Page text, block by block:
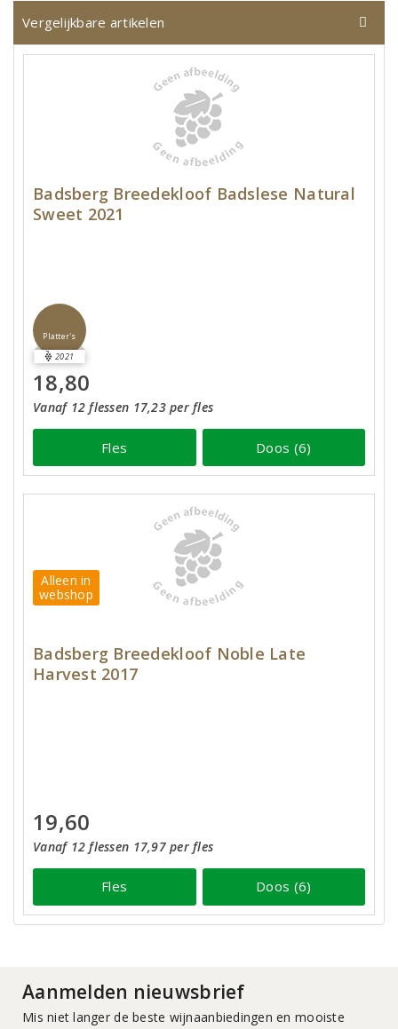
Vergelijkbare artikelen
Badsberg Breedekloof Badslese Natural
Sweet 2021
Platter's
2021
18,80
Vanaf 12 flessen 17,23 per fles
Fles Doos (6)
Alleen in
webshop
Badsberg Breedekloof Noble Late
Harvest 2017
19,60
Vanaf 12 flessen 17,97 per fles
Fles Doos (6)
Aanmelden nieuwsbrief
Mis niet langer de beste wijnaanbiedingen en mooiste